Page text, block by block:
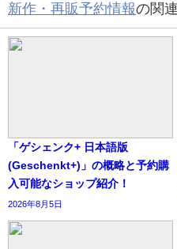
新作・再販予約情報の関
「ゲシェンク+ 日本語版
(Geschenkt+)」の概略と予約購
入可能なショップ紹介！
2026年8月5日